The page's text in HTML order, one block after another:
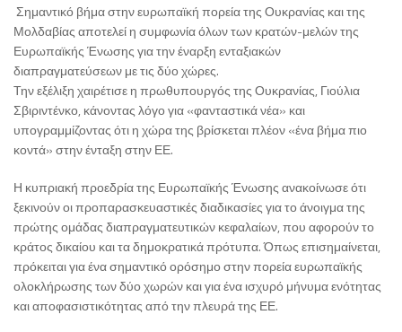
Σημαντικό βήμα στην ευρωπαϊκή πορεία της Ουκρανίας και της
Μολδαβίας αποτελεί η συμφωνία όλων των κρατών-μελών της
Ευρωπαϊκής Ένωσης για την έναρξη ενταξιακών
διαπραγματεύσεων με τις δύο χώρες.
Την εξέλιξη χαιρέτισε η πρωθυπουργός της Ουκρανίας, Γιούλια
Σβιριντένκο, κάνοντας λόγο για «φανταστικά νέα» και
υπογραμμίζοντας ότι η χώρα της βρίσκεται πλέον «ένα βήμα πιο
κοντά» στην ένταξη στην ΕΕ.
Η κυπριακή προεδρία της Ευρωπαϊκής Ένωσης ανακοίνωσε ότι
ξεκινούν οι προπαρασκευαστικές διαδικασίες για το άνοιγμα της
πρώτης ομάδας διαπραγματευτικών κεφαλαίων, που αφορούν το
κράτος δικαίου και τα δημοκρατικά πρότυπα. Όπως επισημαίνεται,
πρόκειται για ένα σημαντικό ορόσημο στην πορεία ευρωπαϊκής
ολοκλήρωσης των δύο χωρών και για ένα ισχυρό μήνυμα ενότητας
και αποφασιστικότητας από την πλευρά της ΕΕ.